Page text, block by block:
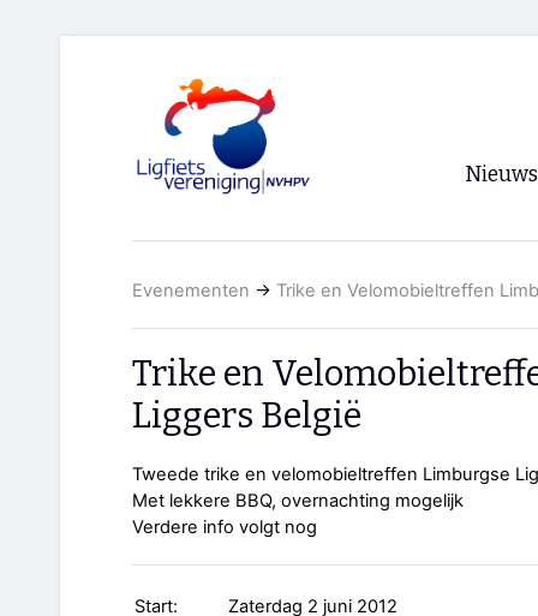
Nieuws
RSS
Evenementen → Trike en Velomobieltreffen
Trike en
Liggers België
Tweede trike en velomobieltreffen Limburgse
Met lekkere BBQ, overnachting mogelijk
Verdere info volgt nog
Start:
Zaterdag 2 juni 2012